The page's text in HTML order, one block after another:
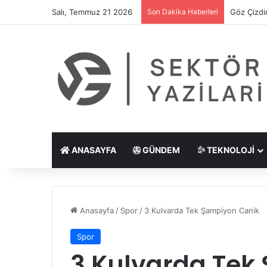
Salı, Temmuz 21 2026 Son Dakika Haberleri Göz
ANASAYFA GÜNDEM TEKNOLOJI
Anasayfa/ Spor/ 3 Kulvarda Tek Şampiyon Canik
Spor